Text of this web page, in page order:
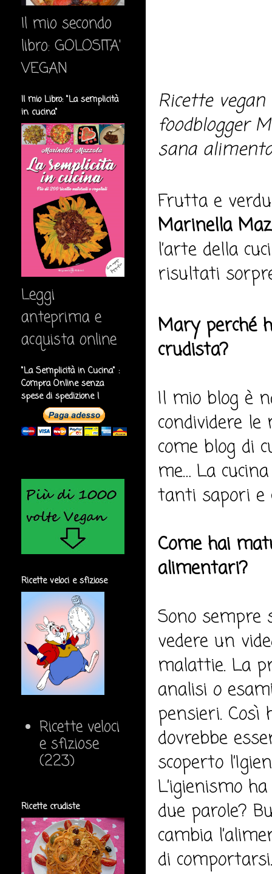
Ricette
foodblogger
sana
Frutta e
Marinella
l’arte della
risultati
Mary perché
crudista?
Il mio blog è
condividere
come blog di
me… La
tanti sapori e
Come hai
alimentari?
Sono
vedere un
malattie. La
analisi o
pensieri.
dovrebbe
scoperto
L’igienismo
due parole?
cambia
di comportarsi.
Il mio secondo
libro: GOLOSITA'
VEGAN
Il mio Libro: "La semplicità
in cucina"
Leggi
anteprima e
acquista online
"La Semplicità in Cucina" :
Compra Online senza
spese di spedizione !
Ricette veloci e sfiziose
Ricette veloci
e sfiziose
(223)
Ricette crudiste